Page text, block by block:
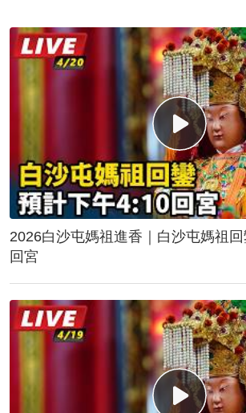
2026白沙屯媽祖進香｜白沙屯媽祖回鑾 預計下午
回宮